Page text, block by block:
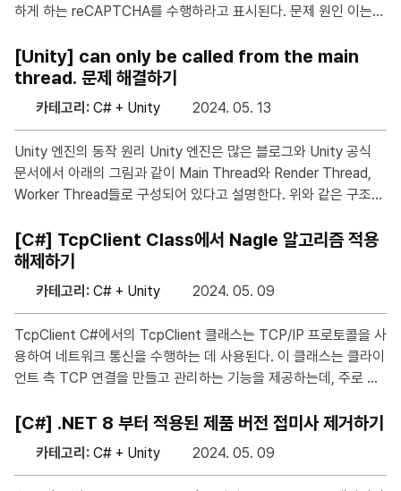
하게 하는 reCAPTCHA를 수행하라고 표시된다. 문제 원인 이는
이폰의 비공개 릴레이에 대해 공식 홈페이지에서는 아래와 같이 설
명하고 있다. iCloud 비공개 릴레이는 사용자가 Safari에서 웹 검색
을 할 때 Apple을 비롯한 어느 한 당사자도 사용자의 신원과 사용자
가 방문 중인 사이트를 확인할 수 없게 하여 개인 정보를 보호하도
두 개의 별도 보안 인터넷 릴레이를 통해 전송됩니다. iCloud 비공
개 릴레이를 자세히 살펴보면 아래
[Unity] can only be called from the main
thread. 문제 해결하기
카테고리: C# + Unity 2024. 05. 13
Unity 엔진의 동작 원리 Unity 엔진은 많은 블로그와 Unity 공식
문서에서 아래의 그림과 같이 Main Thread와 Render Thread,
Worker Thread들로 구성되어 있다고 설명한다. 위와 같은 구조로
다. 이로 인해서 멀티 스레드 환경에서 메인 스레드가 아닌 다른 스
레드가 UI 요소를 변경하면 아래와 같은 메시지를 출력한다. [문제
가 된 함수] can only be called from the main thread. [문제가
된 함수]는 메인 스레드에서만 호출할 수 있습니다. 문제 해결 위와
위임하지만, Unity에서는 해당
[C#] TcpClient Class에서 Nagle 알고리즘 적용
해제하기
카테고리: C# + Unity 2024. 05. 09
TcpClient C#에서의 TcpClient 클래스는 TCP/IP 프로토콜을 사
용하여 네트워크 통신을 수행하는 데 사용된다. 이 클래스는 클라이
언트 측 TCP 연결을 만들고 관리하는 기능을 제공하는데, 주로 네
트와의 통신에 사용된다. https://learn.microsoft.com/ko-kr/do
tnet/api/system.net.sockets.tcpclient?view=net-8.0 Nagl
e 알고리즘? https://syudal.kr/post/Network-Nagle알고리즘
[C#] .NET 8 부터 적용된 제품 버전 접미사 제거하기
카테고리: C# + Unity 2024. 05. 09